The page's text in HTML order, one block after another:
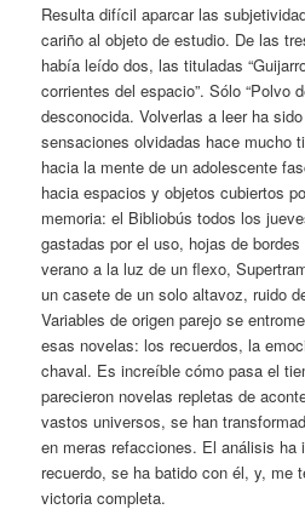
Resulta difícil aparcar las
cariño al objeto de estudio. De las
había leído dos, las tituladas
corrientes del espacio”. Sólo “Polvo
desconocida. Volverlas a leer ha
sensaciones olvidadas hace mucho
hacia la mente de un adolescente
hacia espacios y objetos cubiertos
memoria: el Bibliobús todos los
gastadas por el uso, hojas de
verano a la luz de un flexo,
un casete de un solo altavoz, ruido
Variables de origen parejo se
esas novelas: los recuerdos, la
chaval. Es increíble cómo pasa el
parecieron novelas repletas de
vastos universos, se han
en meras refacciones. El análisis ha
recuerdo, se ha batido con él, y, me
victoria completa.